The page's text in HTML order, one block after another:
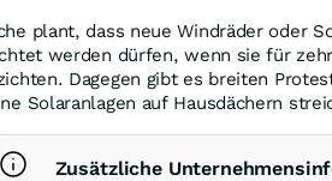
plant, dass neue Windräder oder
werden dürfen, wenn sie für
Dagegen gibt es breiten
Solaranlagen auf Hausdächern
Zusätzliche